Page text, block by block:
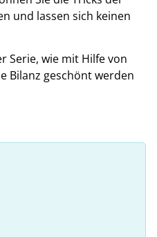
und lassen sich keinen
Serie, wie mit Hilfe von
Bilanz geschönt werden